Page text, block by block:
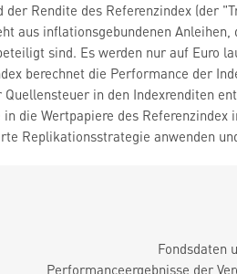
der Rendite des Referenzindex (der
aus inflationsgebundenen
sind. Es werden nur auf Euro
berechnet die Performance der
Quellensteuer in den Indexrenditen
die Wertpapiere des
Replikationsstrategie anwenden
Fondsdaten
Performanceergebnisse der